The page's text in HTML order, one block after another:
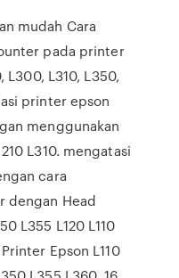
mudah Cara
pada printer
L300, L310, L350,
printer epson
menggunakan
L310. mengatasi
cara
dengan Head
L355 L120 L110
Epson L110